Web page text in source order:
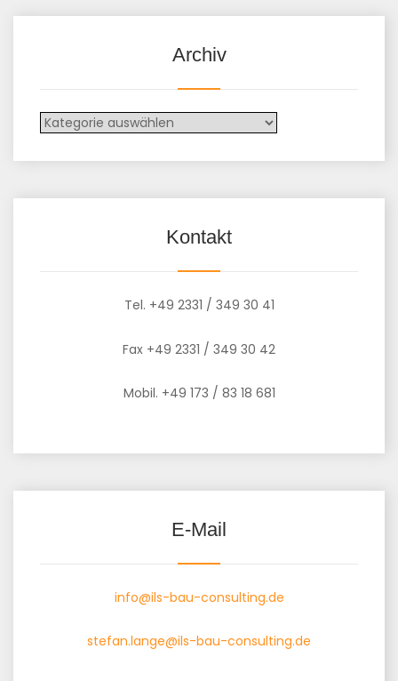
Archiv
Archiv
Kontakt
Tel. +49 2331 / 349 30 41
Fax +49 2331 / 349 30 42
Mobil. +49 173 / 83 18 681
E-Mail
info@ils-bau-consulting.de
stefan.lange@ils-bau-consulting.de